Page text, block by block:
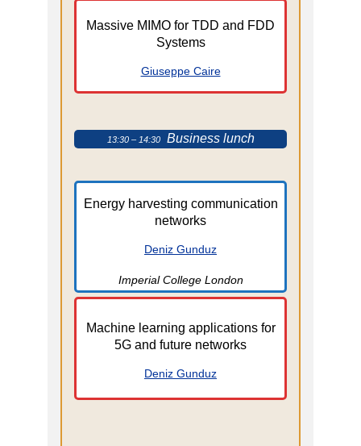
Massive MIMO for TDD and FDD
Systems
Giuseppe Caire
13:30 – 14:30Business lunch
Energy harvesting communication
networks
Deniz Gunduz
Imperial College London
Machine learning applications for
5G and future networks
Deniz Gunduz